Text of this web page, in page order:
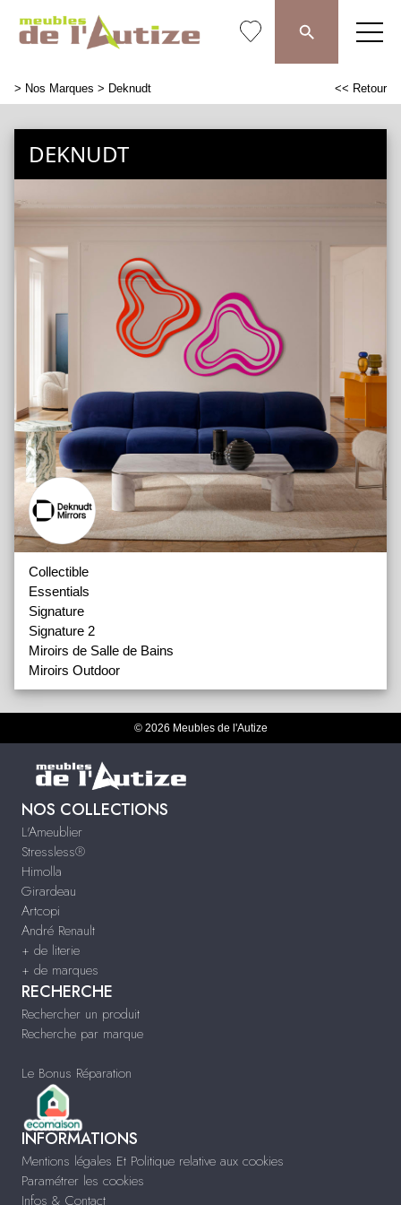
> Nos Marques > Deknudt << Retour
DEKNUDT
Collectible
Essentials
Signature
Signature 2
Miroirs de Salle de Bains
Miroirs Outdoor
© 2026 Meubles de l'Autize
NOS COLLECTIONS
L'Ameublier
Stressless®
Himolla
Girardeau
Artcopi
André Renault
+ de literie
+ de marques
RECHERCHE
Rechercher un produit
Recherche par marque
Le Bonus Réparation
INFORMATIONS
Mentions légales Et Politique relative aux cookies
Paramétrer les cookies
Infos & Contact